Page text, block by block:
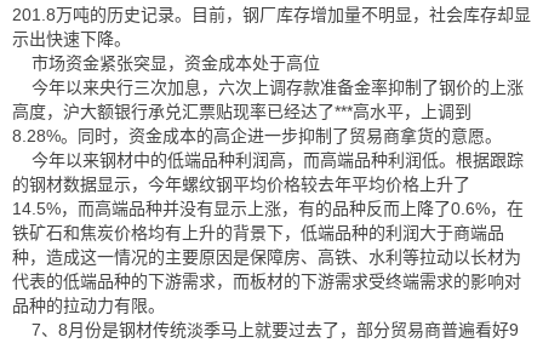
201.8万吨的历史记录。目前，钢厂库存增加量不明显，社会库存却显
示出快速下降。
市场资金紧张突显，资金成本处于高位
今年以来央行三次加息，六次上调存款准备金率抑制了钢价的上涨
高度，沪大额银行承兑汇票贴现率已经达了***高水平，上调到
8.28%。同时，资金成本的高企进一步抑制了贸易商拿货的意愿。
今年以来钢材中的低端品种利润高，而高端品种利润低。根据跟踪
的钢材数据显示，今年螺纹钢平均价格较去年平均价格上升了
14.5%，而高端品种并没有显示上涨，有的品种反而上降了0.6%，在
铁矿石和焦炭价格均有上升的背景下，低端品种的利润大于商端品
种，造成这一情况的主要原因是保障房、高铁、水利等拉动以长材为
代表的低端品种的下游需求，而板材的下游需求受终端需求的影响对
品种的拉动力有限。
7、8月份是钢材传统淡季马上就要过去了，部分贸易商普遍看好9